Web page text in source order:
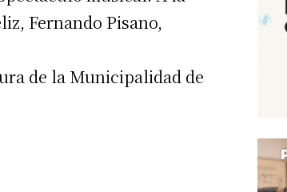
Fernando Pisano,
de la Municipalidad de